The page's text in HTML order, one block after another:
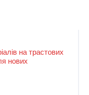
на трастових
нових